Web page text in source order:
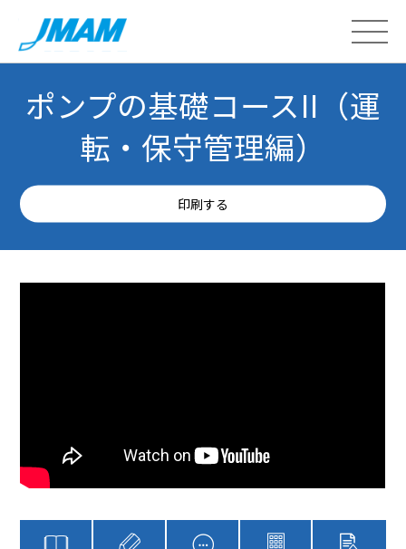
ポンプの基礎コースII（運
転・保守管理編）
印刷する